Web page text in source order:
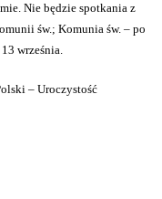
Nie będzie spotkania z
św.; Komunia św. – po
września.
– Uroczystość